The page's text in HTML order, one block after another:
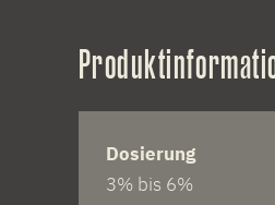
Dosierung
3% bis 6%